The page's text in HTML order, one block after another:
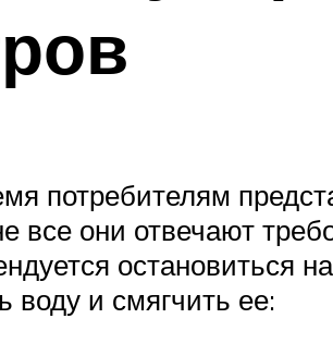
потребителям
все они отвечают
остановиться
воду и смягчить ее: